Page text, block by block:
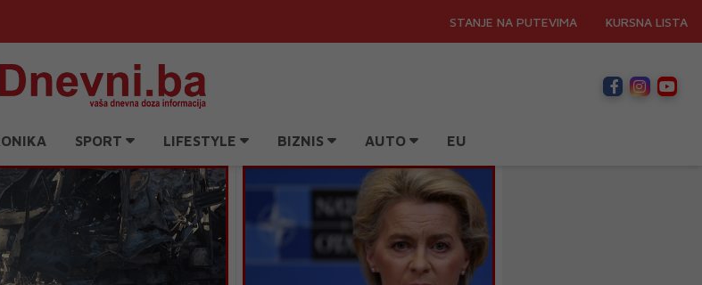
STANJE NA PUTEVIMA KURSNA LISTA
SPORT LIFESTYLE BIZNIS AUTO EU